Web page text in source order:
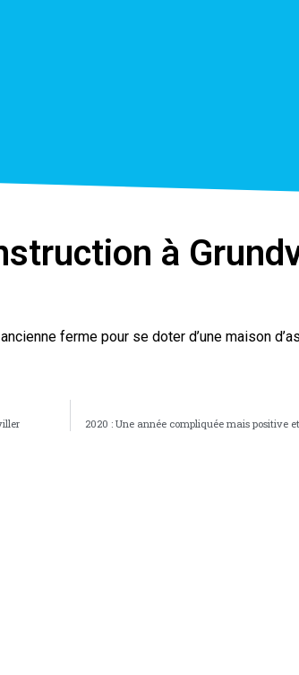
à
ferme pour se doter d’une maison
2020 : Une année compliquée mais positive